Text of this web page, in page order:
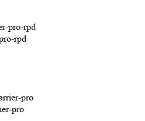
rpd
pro